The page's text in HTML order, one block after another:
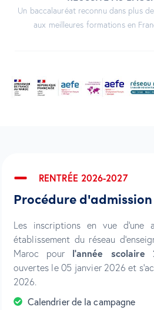
Un baccalauréat reconnu dans plus
aux meilleures formations en
RENTRÉE 2026-2027
Procédure d'admission
Les inscriptions en vue d’une
établissement du réseau
Maroc pour l’année scolaire
ouvertes le 05 janvier 2026 et
2026.
Calendrier de la campagne